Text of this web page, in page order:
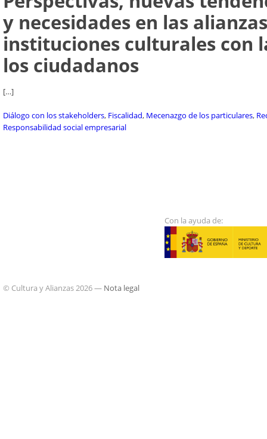
y necesidades en las
instituciones culturales con
los ciudadanos
[…]
Diálogo con los stakeholders, Fiscalidad, Mecenazgo de los particulares,
Responsabilidad social empresarial
Con la ayuda de:
© Cultura y Alianzas 2026 — Nota legal